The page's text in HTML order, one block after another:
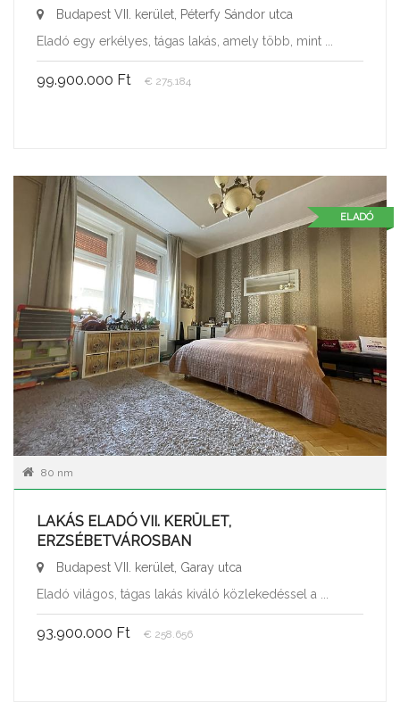
Budapest VII. kerület, Péterfy Sándor utca
Eladó egy erkélyes, tágas lakás, amely több, mint ...
99.900.000 Ft € 275.184
ELADÓ
80 nm
LAKÁS ELADÓ VII. KERÜLET,
ERZSÉBETVÁROSBAN
Budapest VII. kerület, Garay utca
Eladó világos, tágas lakás kiváló közlekedéssel a ...
93.900.000 Ft € 258.656